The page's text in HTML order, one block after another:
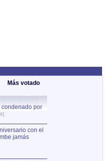
Más votado
por
con el
jamás